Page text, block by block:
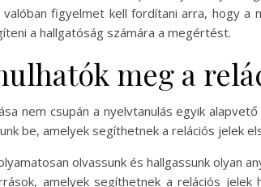
valóban figyelmet kell fordítani arra, hogy
a hallgatóság számára a megértést.
meg a
nem csupán a nyelvtanulás egyik
be, amelyek segíthetnek a relációs jelek
olvassunk és hallgassunk olyan
amelyek segíthetnek a relációs